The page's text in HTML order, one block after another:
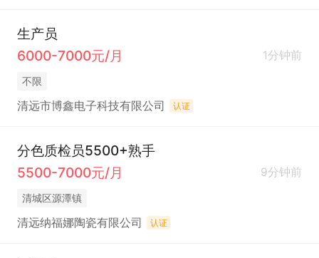
生产员
6000-7000元/月
1分钟前
不限
清远市博鑫电子科技有限公司 认证
分色质检员5500+熟手
5500-7000元/月
9分钟前
清城区源潭镇
清远纳福娜陶瓷有限公司 认证